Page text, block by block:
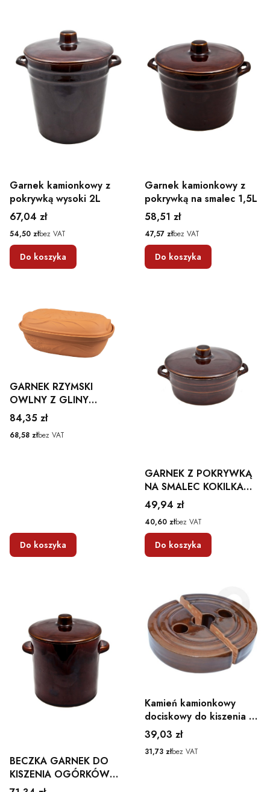
Garnek kamionkowy z
pokrywką wysoki 2L
Cena
67,04 zł
Cena
54,50 złbez VAT
Do koszyka
Garnek kamionkowy z
pokrywką na smalec 1,5L
Cena
58,51 zł
Cena
47,57 złbez VAT
Do koszyka
GARNEK RZYMSKI
OWLNY Z GLINY
GLINIANY BRYTFANNA
4,5L KRYSTYNKA
Cena
84,35 zł
Cena
68,58 złbez VAT
Do koszyka
GARNEK Z POKRYWKĄ
NA SMALEC KOKILKA
DO ZAPIEKANIA 1L
KAMIONKA
Cena
49,94 zł
Cena
40,60 złbez VAT
Do koszyka
BECZKA GARNEK DO
KISZENIA OGÓRKÓW
KAPUSTY Z POKRYWKĄ
Kamień kamionkowy
dociskowy do kiszenia 2
sztuki
Cena
39,03 zł
Cena
31,73 złbez VAT